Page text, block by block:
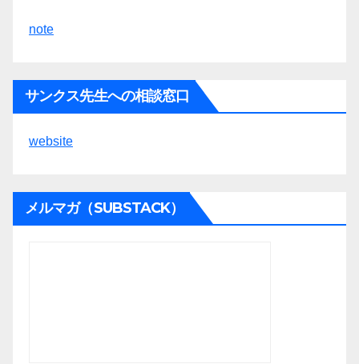
note
サンクス先生への相談窓口
website
メルマガ（SUBSTACK）